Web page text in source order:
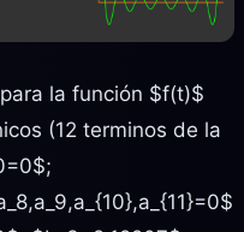
la función $f(t)$
(12 terminos de la